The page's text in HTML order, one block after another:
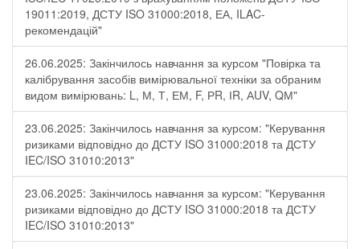
19011:2019, ДСТУ ISO 31000:2018, ЕА, ILAC-
рекомендацій"
26.06.2025: Закінчилось навчання за курсом "Повірка та
калібрування засобів вимірювальної техніки за обраним
видом вимірювань: L, М, Т, ЕМ, F, РR, ІR, АUV, QМ"
23.06.2025: Закінчилось навчання за курсом: "Керування
ризиками відповідно до ДСТУ ISO 31000:2018 та ДСТУ
IEC/ISO 31010:2013"
23.06.2025: Закінчилось навчання за курсом: "Керування
ризиками відповідно до ДСТУ ISO 31000:2018 та ДСТУ
IEC/ISO 31010:2013"